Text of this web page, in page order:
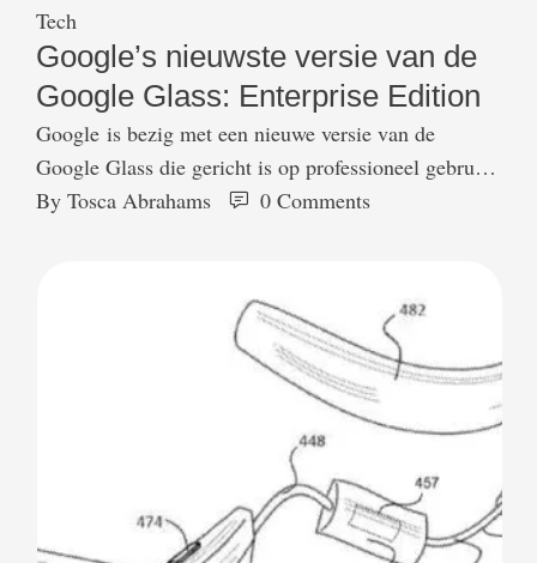
Tech
Google’s nieuwste versie van de
Google Glass: Enterprise Edition
Google is bezig met een nieuwe versie van de
Google Glass die gericht is op professioneel gebruik,
dat gerucht kwam eerder al naar buiten. Nu is er
Glass Enterprise Edition en lijkt hij veel op de
Explorer Edition (de eerste versie) …
By Tosca Abrahams 0 Comments